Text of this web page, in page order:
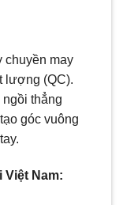
chuyền may
lượng (QC).
thẳng
góc vuông
Nam: